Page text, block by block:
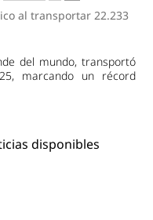
al transportar 22.233
del mundo, transportó
marcando un récord
disponibles